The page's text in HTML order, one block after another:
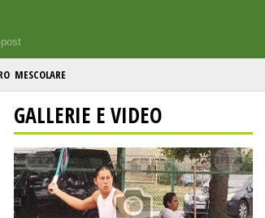
MESCOLARE
GALLERIE E VIDEO